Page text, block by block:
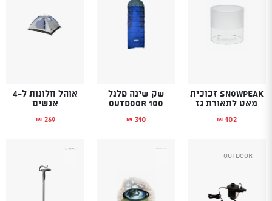
SnowPeak זכוכית
מאט לתאורת גז
₪ 102
שק שינה פלנל
Outdoor 100
₪ 310
אוהל חלונות ל-4
אנשים
₪ 269
Outdoor